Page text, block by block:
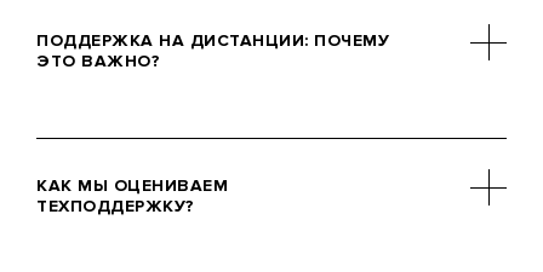
ПОДДЕРЖКА НА ДИСТАНЦИИ: ПОЧЕМУ
ЭТО ВАЖНО?
под вниманием специалистов, тем
устойчивее и успешнее оно
КАК МЫ ОЦЕНИВАЕМ
ТЕХПОДДЕРЖКУ?